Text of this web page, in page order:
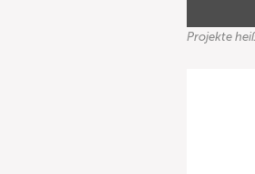
Projekte